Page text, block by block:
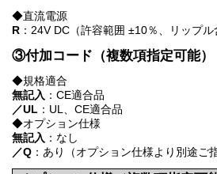
◆直流電源
R ：24V DC（許容範囲 ±10％、リップル
③付加コード（複数項指定可能）
◆規格適合
無記入 ：CE適合品
／UL ：UL、CE適合品
◆オプション仕様
無記入 ：なし
／Q ：あり（オプション仕様より別途ご